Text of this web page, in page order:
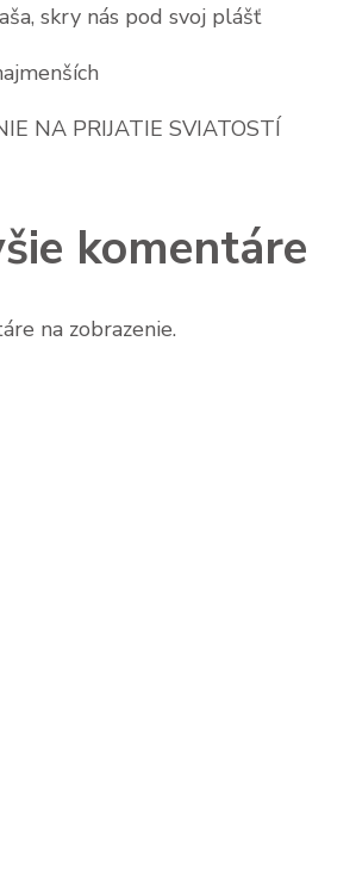
skry nás pod svoj plášť
NA PRIJATIE SVIATOSTÍ
komentáre
na zobrazenie.